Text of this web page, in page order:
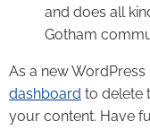
and does all
Gotham
As a new
dashboard to delete
your content. Have